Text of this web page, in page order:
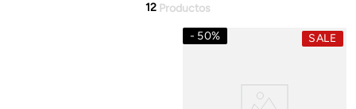
12 Productos
50% SALE